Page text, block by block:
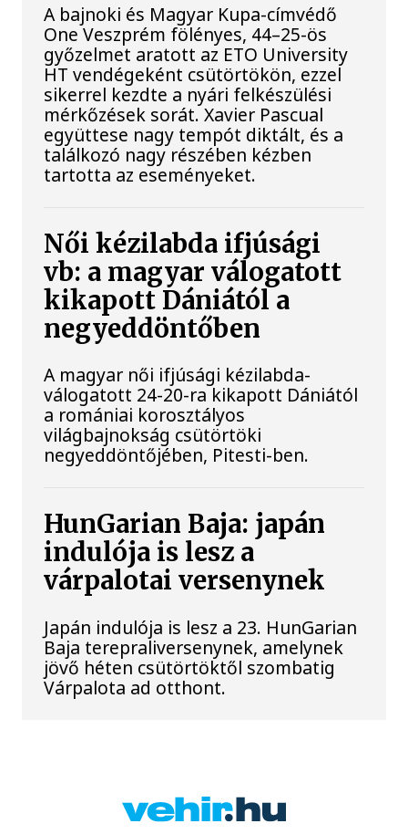
A bajnoki és Magyar Kupa-címvédő
One Veszprém fölényes, 44–25-ös
győzelmet aratott az ETO University
HT vendégeként csütörtökön, ezzel
sikerrel kezdte a nyári felkészülési
mérkőzések sorát. Xavier Pascual
együttese nagy tempót diktált, és a
találkozó nagy részében kézben
tartotta az eseményeket.
Női kézilabda ifjúsági
vb: a magyar válogatott
kikapott Dániától a
negyeddöntőben
A magyar női ifjúsági kézilabda-
válogatott 24-20-ra kikapott Dániától
a romániai korosztályos
világbajnokság csütörtöki
negyeddöntőjében, Pitesti-ben.
HunGarian Baja: japán
indulója is lesz a
várpalotai versenynek
Japán indulója is lesz a 23. HunGarian
Baja terepraliversenynek, amelynek
jövő héten csütörtöktől szombatig
Várpalota ad otthont.